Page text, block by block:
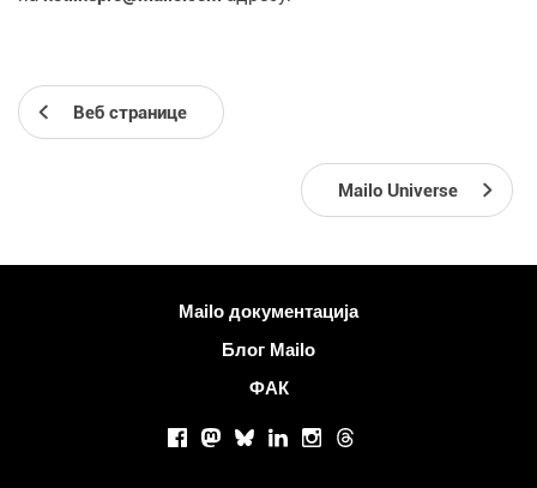
Веб странице
Mailo Universe
Више информацијаMailo документација
Блог Mailo
ФАК
Facebook
Mastodon
BlueskyLinkedInInstagram
Threads